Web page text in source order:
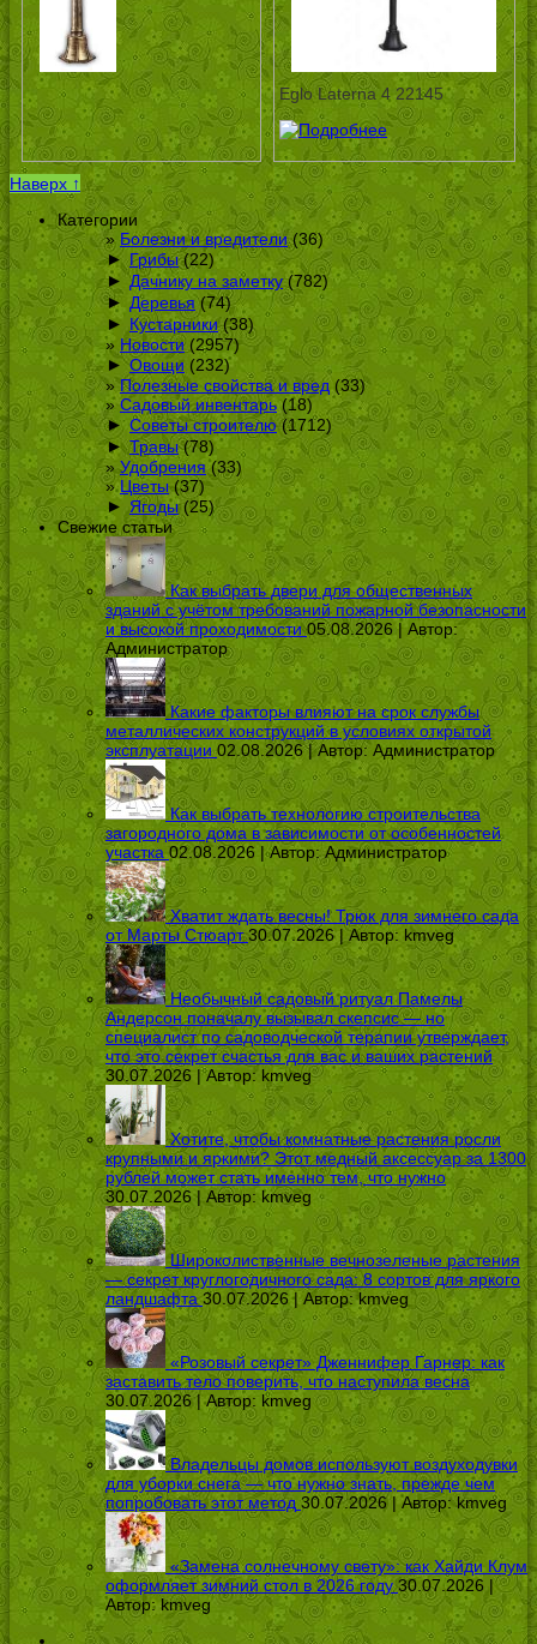
Eglo Laterna 4 22145
Наверх ↑
Категории
Болезни и вредители(36)
► Грибы(22)
► Дачнику на заметку(782)
► Деревья(74)
► Кустарники(38)
Новости(2957)
► Овощи (232)
Полезные свойства и вред(33)
Садовый инвентарь(18)
► Советы строителю(1712)
► Травы(78)
Удобрения(33)
Цветы(37)
► Ягоды(25)
Свежие статьи
Как выбрать двери для общественных
зданий с учётом требований пожарной безопасности
и высокой проходимости 05.08.2026 | Автор:
Администратор
Какие факторы влияют на срок службы
металлических конструкций в условиях открытой
эксплуатации 02.08.2026 | Автор: Администратор
Как выбрать технологию строительства
загородного дома в зависимости от особенностей
участка 02.08.2026 | Автор:Администратор
Хватит ждать весны! Трюк для зимнего сада
от Марты Стюарт 30.07.2026 | Автор: kmveg
Необычный садовый ритуал Памелы
Андерсон поначалу вызывал скепсис — но
специалист по садоводческой терапии утверждает,
что это секрет счастья для вас и ваших растений
30.07.2026 | Автор: kmveg
Хотите, чтобы комнатные растения росли
крупными и яркими? Этот медный аксессуар за 1300
рублей может стать именно тем, что нужно
30.07.2026 | Автор: kmveg
Широколиственные вечнозеленые растения
— секрет круглогодичного сада: 8 сортов для яркого
ландшафта 30.07.2026 | Автор:kmveg
«Розовый секрет» Дженнифер Гарнер: как
заставить тело поверить, что наступила весна
30.07.2026 | Автор: kmveg
Владельцы домов используют воздуходувки
для уборки снега — что нужно знать, прежде чем
попробовать этот метод 30.07.2026 | Автор:kmveg
«Замена солнечному свету»: как Хайди Клум
оформляет зимний стол в 2026 году 30.07.2026 |
Автор:kmveg